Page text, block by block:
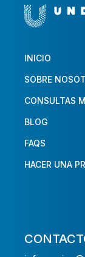
INICIO
SOBRE
CONSULTAS
BLOG
FAQS
HACER UNA